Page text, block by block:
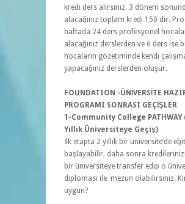
kredi ders alırsınız. 3 dönem
alacağınız toplam kredi 150 dir.
haftada 24 ders profesyonel
alacağınız derslerden ve 6 ders ise
hocaların gözetiminde kendi
yapacağınız derslerden oluşur.
FOUNDATION -ÜNİVERSİTE
PROGRAMI SONRASI GEÇİŞLER
1-Community College PATHWAY
Yıllık Üniversiteye Geçiş)
İlk etapta 2 yıllık bir üniversite’de
başlayabilir, daha sonra kredilerinizi
bir üniversiteye transfer edip o
diploması ile mezun olabilirsiniz.
uygun?